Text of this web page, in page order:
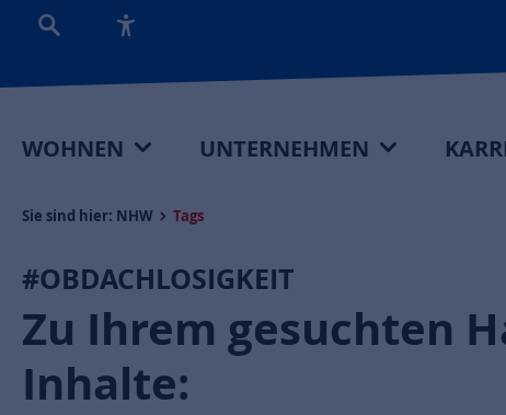
WOHNEN UNTERNEHMEN
Sie sind hier: NHW Tags
#OBDACHLOSIGKEIT
Zu Ihrem gesuchten
Inhalte: